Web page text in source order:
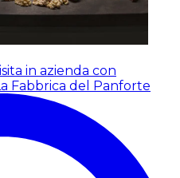
in azienda con
Fabbrica del Panforte